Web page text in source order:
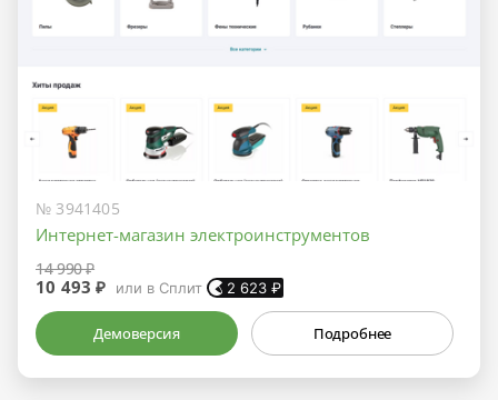
№ 3941405
Интернет-магазин электроинструментов
14 990 ₽
10 493 ₽ или в Сплит 2 623₽
Демоверсия Подробнее